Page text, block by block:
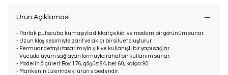
Ürün Açıklaması
- Parlak puf scuba kumaşıyla dikkat çekici ve modern bir görünüm sunar.
- Uzun kloş kesimiyle zarif ve akıcı bir siluet oluşturur.
- Fermuar detaylı tasarımıyla şık ve kullanışlı bir yapı sağlar.
- Vücuda uyum sağlayan formuyla rahat bir kullanım sunar.
- Modelin ölçüleri: Boy: 1.76, göğüs: 84, bel: 60, kalça: 90
- Mankenin üzerindeki ürün s bedendir.